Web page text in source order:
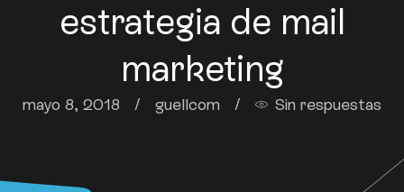
estrategia de mail
marketing
mayo 8, 2018 / guellcom / Sin respuestas